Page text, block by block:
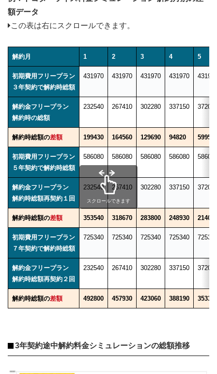
額データ
この表は右にスクロールできます。
解約月 1 2 3 4 5
初期費用フリープラン
３年契約で解約時総額
431970 431970 431970 431970
解約金フリープラン
解約時の総額
232540 267410 302280 337150
解約時総額の差額 199430 164560 129690 94820 59950
初期費用フリープラン
５年契約で解約時総額
586080 586080 586080 586080
解約金フリープラン
解約時総額再契約１回
232540 267410 302280 337150
解約時総額の差額 353540 318670 283800 248930
初期費用フリープラン
７年契約で解約時総額
725340 725340 725340 725340
解約金フリープラン
解約時総額再契約２回
232540 267410 302280 337150
解約時総額の差額 492800 457930 423060 388190
スクロールできます
3年契約途中解約料金シミュレーションの総額推移